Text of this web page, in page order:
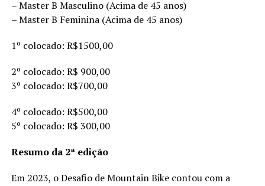
– Master B Masculino (Acima de 45 anos)
– Master B Feminina (Acima de 45 anos)
1º colocado: R$1500,00
2º colocado: R$ 900,00
3º colocado: R$700,00
4º colocado: R$500,00
5º colocado: R$ 300,00
Resumo da 2ª edição
Em 2023, o Desafio de Mountain Bike contou com a